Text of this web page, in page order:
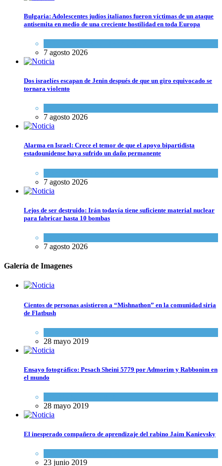
Bulgaria: Adolescentes judíos italianos fueron víctimas de un ataque
antisemita en medio de una creciente hostilidad en toda Europa
7 agosto 2026
Dos israelíes escapan de Jenin después de que un giro equivocado se
tornara violento
7 agosto 2026
Alarma en Israel: Crece el temor de que el apoyo bipartidista
estadounidense haya sufrido un daño permanente
7 agosto 2026
Lejos de ser destruido: Irán todavía tiene suficiente material nuclear
para fabricar hasta 10 bombas
7 agosto 2026
Galería de Imagenes
Cientos de personas asistieron a “Mishnathon” en la comunidad siria
de Flatbush
28 mayo 2019
Ensayo fotográfico: Pesach Sheini 5779 por Admorim y Rabbonim en
el mundo
28 mayo 2019
El inesperado compañero de aprendizaje del rabino Jaim Kanievsky
23 junio 2019